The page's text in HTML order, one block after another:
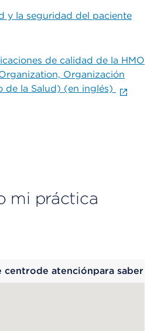
y la seguridad del paciente
de calidad de la HMO
Organización
de la Salud) (en inglés)
mi práctica
centrode atenciónpara saber